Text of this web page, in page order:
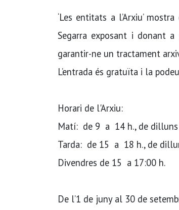
‘Les entitats a l’Arxiu’
Segarra exposant i donant
garantir-ne un tractament
L’entrada és gratuïta i la
Horari de l'Arxiu:
Matí: de 9 a 14 h., de dilluns
Tarda: de 15 a 18 h., de
Divendres de 15 a 17:00 h.
De l’1 de juny al 30 de